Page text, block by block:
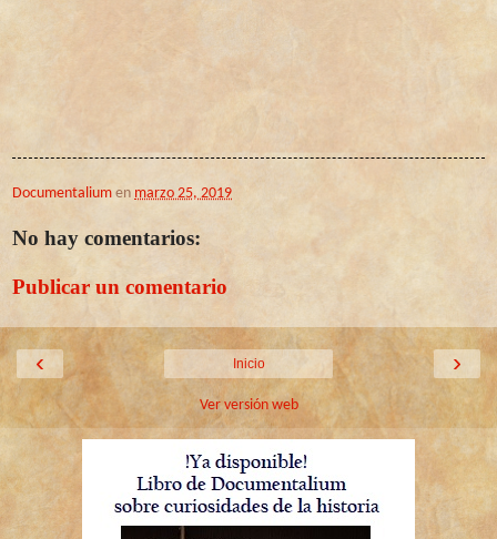
Documentalium en marzo 25, 2019
No hay comentarios:
Publicar un comentario
‹ ›
Inicio
Ver versión web